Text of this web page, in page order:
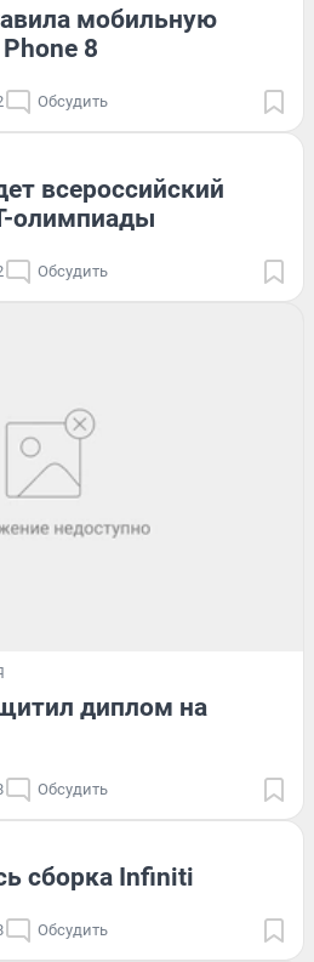
мобильную
8
Обсудить
всероссийский
олимпиады
Обсудить
диплом на
Обсудить
сборка Infiniti
Обсудить